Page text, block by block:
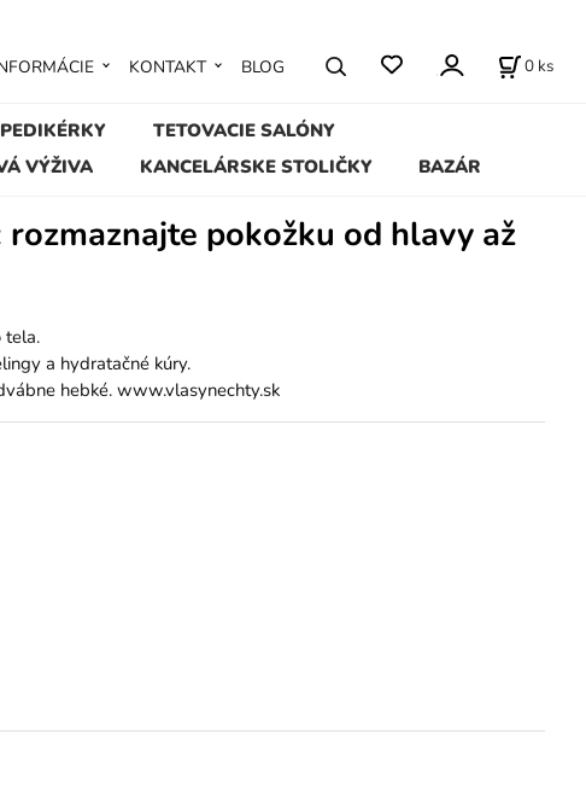
TETOVACIE SALÓNY
VÝŽIVA KANCELÁRSKE STOLIČKY BAZÁR
KONTAKT BLOG 0 ks
pokožku od hlavy až
tela.
a hydratačné kúry.
hebké. www.vlasynechty.sk